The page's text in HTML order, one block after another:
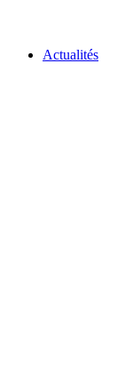
Actualités